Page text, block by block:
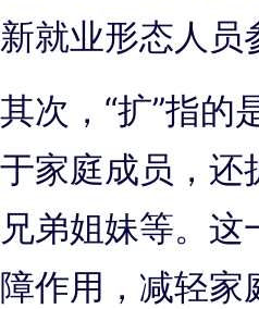
新就业形态人员
其次，“扩”指的
于家庭成员，还
兄弟姐妹等。
障作用，减轻家